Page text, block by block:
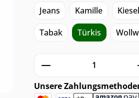
Jeans
Kamille Kiesel
Tabak
Türkis
Produkt Anzahl:
Unsere